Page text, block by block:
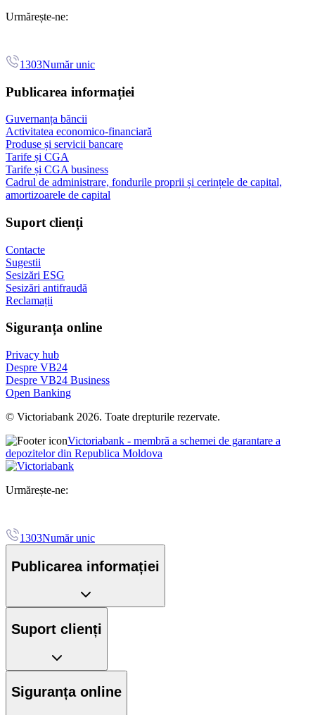
Urmărește-ne:
1303Număr unic
Publicarea informației
Guvernanța băncii
Activitatea economico-financiară
Produse și servicii bancare
Tarife și CGA
Tarife și CGA business
Cadrul de administrare, fondurile proprii și cerințele de capital,
amortizoarele de capital
Suport clienți
Contacte
Sugestii
Sesizări ESG
Sesizări antifraudă
Reclamații
Siguranța online
Privacy hub
Despre VB24
Despre VB24 Business
Open Banking
© Victoriabank 2026. Toate drepturile rezervate.
Victoriabank - membră a schemei de garantare a
depozitelor din Republica Moldova
Urmărește-ne:
1303Număr unic
Publicarea informației
Suport clienți
Siguranța online